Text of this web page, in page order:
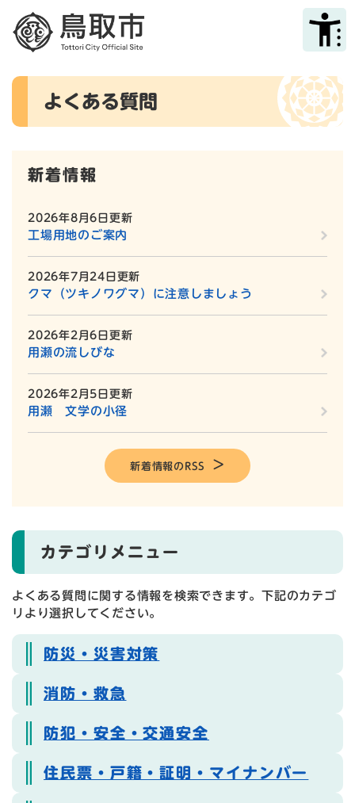
メニューを飛ばして本文へ
本
よくある質問
新着情報
2026年8月6日更新
工場用地のご案内
2026年7月24日更新
クマ（ツキノワグマ）に注意しましょう
2026年2月6日更新
用瀬の流しびな
2026年2月5日更新
用瀬 文学の小径
新着情報のRSS
カテゴリメニュー
よくある質問に関する情報を検索できます。下記のカテゴ
リより選択してください。
防災・災害対策
消防・救急
防犯・安全・交通安全
住民票・戸籍・証明・マイナンバー